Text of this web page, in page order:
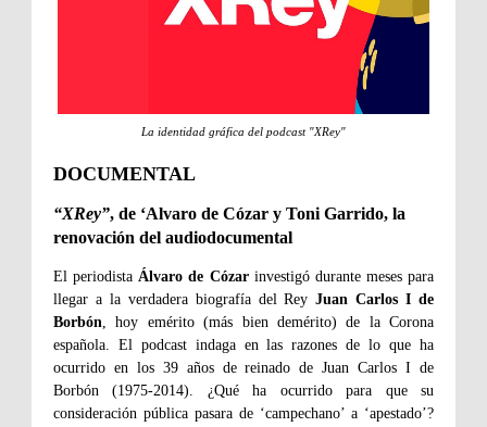
La identidad gráfica del podcast "XRey"
DOCUMENTAL
“XRey”, de ‘Alvaro de Cózar y Toni Garrido, la
renovación del audiodocumental
El periodistaÁlvaro de Cózarinvestigó durante meses para
llegar a la verdadera biografía del ReyJuan Carlos I de
Borbón, hoy emérito (más bien demérito) de la Corona
española. El podcast indaga en las razones de lo que ha
ocurrido en los 39 años de reinado de Juan Carlos I de
Borbón (1975-2014). ¿Qué ha ocurrido para que su
consideración pública pasara de ‘campechano’ a ‘apestado’?